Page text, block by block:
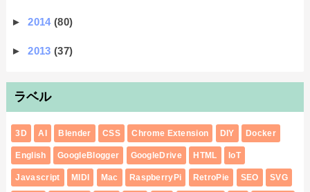
►2014(80)
►2013(37)
ラベル
3D AI Blender CSS Chrome Extension DIY Docker
English GoogleBlogger GoogleDrive HTML IoT
Javascript MIDI Mac RaspberryPi RetroPie SEO SVG